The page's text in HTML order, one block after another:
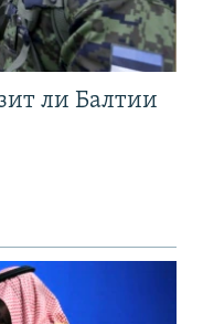
ли Балтии